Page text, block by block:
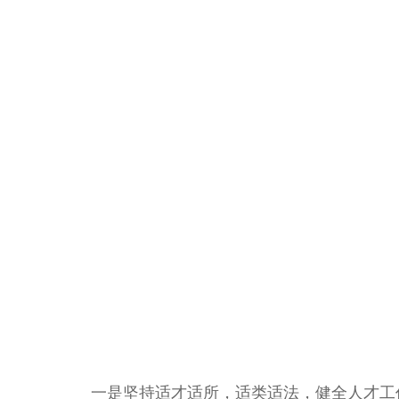
一是坚持适才适所，适类适法，健全人才